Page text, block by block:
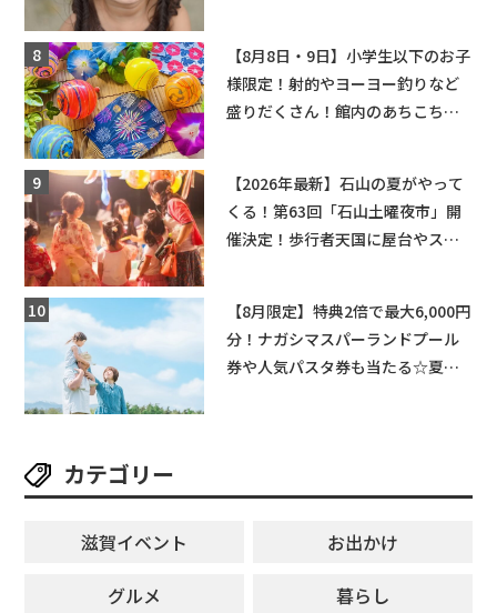
【8月8日・9日】小学生以下のお子
様限定！射的やヨーヨー釣りなど
盛りだくさん！館内のあちこちに
【2026年最新】石山の夏がやって
くる！第63回「石山土曜夜市」開
催決定！歩行者天国に屋台やステ
【8月限定】特典2倍で最大6,000円
分！ナガシマスパーランドプール
券や人気パスタ券も当たる☆夏休
カテゴリー
滋賀イベント
お出かけ
グルメ
暮らし